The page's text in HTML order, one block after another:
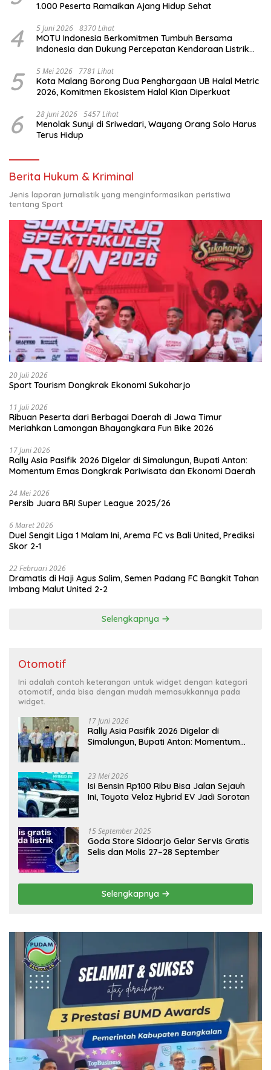
1.000 Peserta Ramaikan Ajang Hidup Sehat
4 5 Juni 2026 8370 Lihat
MOTU Indonesia Berkomitmen Tumbuh Bersama
Indonesia dan Dukung Percepatan Kendaraan Listrik
5 5 Mei 2026 7781 Lihat
Kota Malang Borong Dua Penghargaan UB Halal Metric
2026, Komitmen Ekosistem Halal Kian Diperkuat
6 28 Juni 2026 5457 Lihat
Menolak Sunyi di Sriwedari, Wayang Orang Solo Harus
Terus Hidup
Berita Hukum & Kriminal
Jenis laporan jurnalistik yang menginformasikan peristiwa
tentang Sport
20 Juli 2026
Sport Tourism Dongkrak Ekonomi Sukoharjo
11 Juli 2026
Ribuan Peserta dari Berbagai Daerah di Jawa Timur
Meriahkan Lamongan Bhayangkara Fun Bike 2026
17 Juni 2026
Rally Asia Pasifik 2026 Digelar di Simalungun, Bupati Anton:
Momentum Emas Dongkrak Pariwisata dan Ekonomi Daerah
24 Mei 2026
Persib Juara BRI Super League 2025/26
6 Maret 2026
Duel Sengit Liga 1 Malam Ini, Arema FC vs Bali United, Prediksi
Skor 2-1
22 Februari 2026
Dramatis di Haji Agus Salim, Semen Padang FC Bangkit Tahan
Imbang Malut United 2-2
Selengkapnya
Otomotif
Ini adalah contoh keterangan untuk widget dengan kategori
otomotif, anda bisa dengan mudah memasukkannya pada
widget.
17 Juni 2026
Rally Asia Pasifik 2026 Digelar di
Simalungun, Bupati Anton: Momentum
23 Mei 2026
Isi Bensin Rp100 Ribu Bisa Jalan Sejauh
Ini, Toyota Veloz Hybrid EV Jadi Sorotan
15 September 2025
Goda Store Sidoarjo Gelar Servis Gratis
Selis dan Molis 27–28 September
Selengkapnya